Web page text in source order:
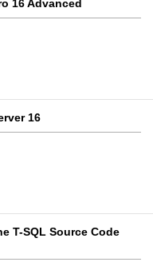
16 Advanced
16
T-SQL Source Code